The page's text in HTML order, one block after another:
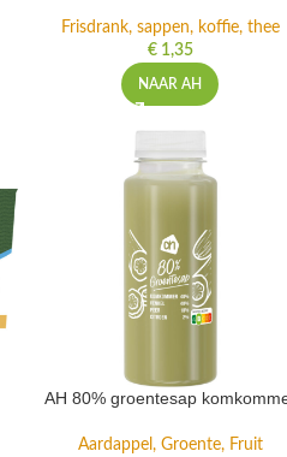
Frisdrank, sappen, koffie, thee
€1,35
NAAR AH
AH 80% groentesap
Aardappel, Groente, Fruit